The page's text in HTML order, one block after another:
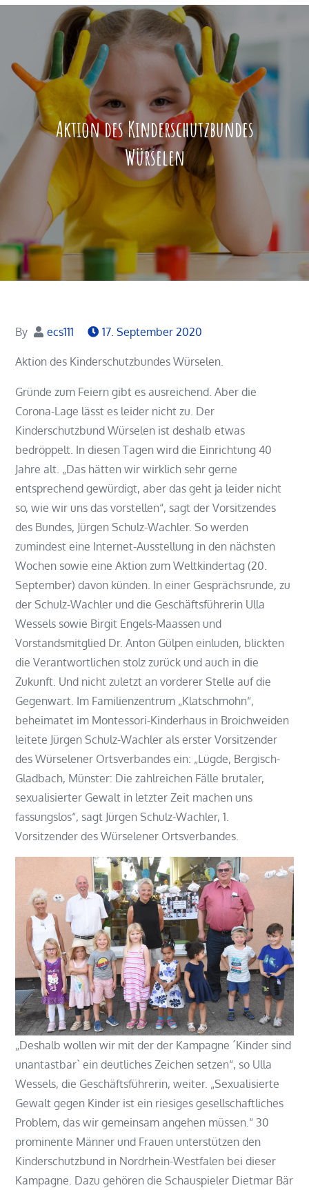
Aktion des Kinderschutzbundes
Würselen
By ecs111 17. September 2020
Aktion des Kinderschutzbundes Würselen.
Gründe zum Feiern gibt es ausreichend. Aber die
Corona-Lage lässt es leider nicht zu. Der
Kinderschutzbund Würselen ist deshalb etwas
bedröppelt. In diesen Tagen wird die Einrichtung 40
Jahre alt. „Das hätten wir wirklich sehr gerne
entsprechend gewürdigt, aber das geht ja leider nicht
so, wie wir uns das vorstellen“, sagt der Vorsitzendes
des Bundes, Jürgen Schulz-Wachler. So werden
zumindest eine Internet-Ausstellung in den nächsten
Wochen sowie eine Aktion zum Weltkindertag (20.
September) davon künden. In einer Gesprächsrunde, zu
der Schulz-Wachler und die Geschäftsführerin Ulla
Wessels sowie Birgit Engels-Maassen und
Vorstandsmitglied Dr. Anton Gülpen einluden, blickten
die Verantwortlichen stolz zurück und auch in die
Zukunft. Und nicht zuletzt an vorderer Stelle auf die
Gegenwart. Im Familienzentrum „Klatschmohn“,
beheimatet im Montessori-Kinderhaus in Broichweiden
leitete Jürgen Schulz-Wachler als erster Vorsitzender
des Würselener Ortsverbandes ein: „Lügde, Bergisch-
Gladbach, Münster: Die zahlreichen Fälle brutaler,
sexualisierter Gewalt in letzter Zeit machen uns
fassungslos“, sagt Jürgen Schulz-Wachler, 1.
Vorsitzender des Würselener Ortsverbandes.
„Deshalb wollen wir mit der der Kampagne ´Kinder sind
unantastbar` ein deutliches Zeichen setzen“, so Ulla
Wessels, die Geschäftsführerin, weiter. „Sexualisierte
Gewalt gegen Kinder ist ein riesiges gesellschaftliches
Problem, das wir gemeinsam angehen müssen.“ 30
prominente Männer und Frauen unterstützen den
Kinderschutzbund in Nordrhein-Westfalen bei dieser
Kampagne. Dazu gehören die Schauspieler Dietmar Bär